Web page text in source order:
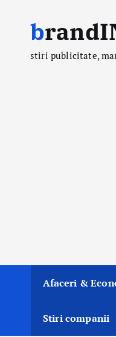
stiri publicitate,
Afaceri &
Stiri companii